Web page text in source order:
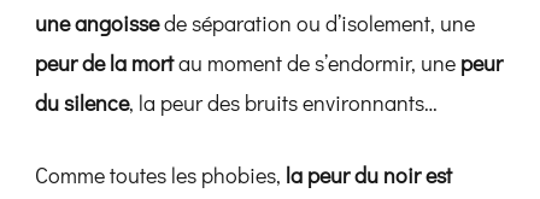
une angoissede séparation ou d’isolement, une
peur de la mortau moment de s’endormir, une peur
du silence, la peur des bruits environnants…
Comme toutes les phobies, la peur du noir est